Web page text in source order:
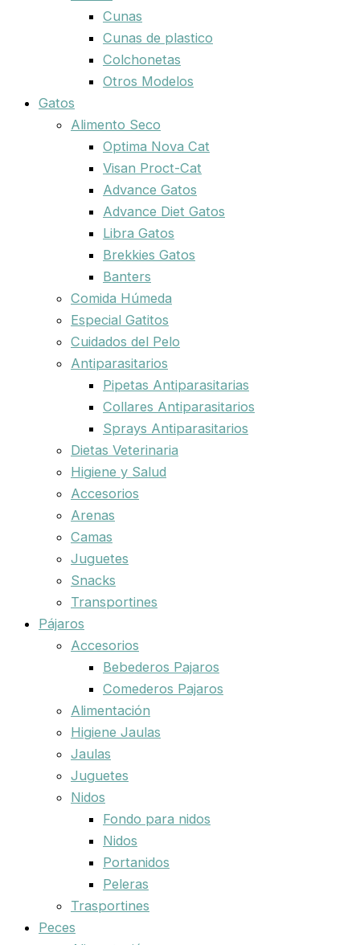
Cunas
Cunas de plastico
Colchonetas
Otros Modelos
Gatos
Alimento Seco
Optima Nova Cat
Visan Proct-Cat
Advance Gatos
Advance Diet Gatos
Libra Gatos
Brekkies Gatos
Banters
Comida Húmeda
Especial Gatitos
Cuidados del Pelo
Antiparasitarios
Pipetas Antiparasitarias
Collares Antiparasitarios
Sprays Antiparasitarios
Dietas Veterinaria
Higiene y Salud
Accesorios
Arenas
Camas
Juguetes
Snacks
Transportines
Pájaros
Accesorios
Bebederos Pajaros
Comederos Pajaros
Alimentación
Higiene Jaulas
Jaulas
Juguetes
Nidos
Fondo para nidos
Nidos
Portanidos
Peleras
Trasportines
Peces